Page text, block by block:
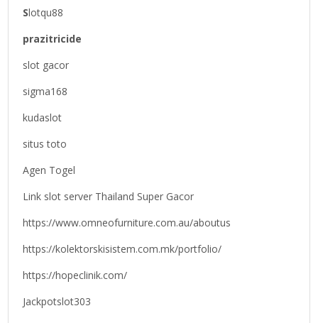
Slotqu88
prazitricide
slot gacor
sigma168
kudaslot
situs toto
Agen Togel
Link slot server Thailand Super Gacor
https://www.omneofurniture.com.au/aboutus
https://kolektorskisistem.com.mk/portfolio/
https://hopeclinik.com/
Jackpotslot303